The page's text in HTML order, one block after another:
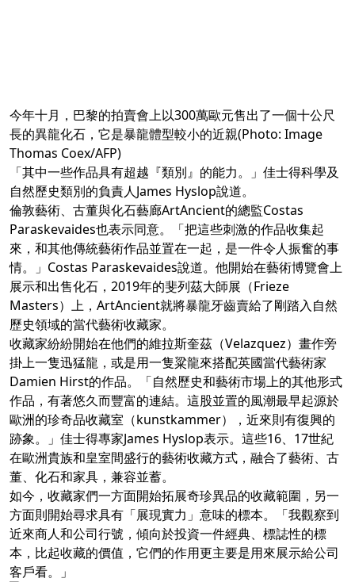
今年十月，巴黎的拍賣會上以300萬歐元售出了一個十公尺
長的異龍化石，它是暴龍體型較小的近親(Photo: Image
Thomas Coex/AFP)
「其中一些作品具有超越『類別』的能力。」佳士得科學及
自然歷史類別的負責人James Hyslop說道。
倫敦藝術、古董與化石藝廊ArtAncient的總監Costas
Paraskevaides也表示同意。「把這些刺激的作品收集起
來，和其他傳統藝術作品並置在一起，是一件令人振奮的事
情。」Costas Paraskevaides說道。他開始在藝術博覽會上
展示和出售化石，2019年的斐列茲大師展（Frieze
Masters）上，ArtAncient就將暴龍牙齒賣給了剛踏入自然
歷史領域的當代藝術收藏家。
收藏家紛紛開始在他們的維拉斯奎茲（Velazquez）畫作旁
掛上一隻迅猛龍，或是用一隻粱龍來搭配英國當代藝術家
Damien Hirst的作品。「自然歷史和藝術市場上的其他形式
作品，有著悠久而豐富的連結。這股並置的風潮最早起源於
歐洲的珍奇品收藏室（kunstkammer），近來則有復興的
跡象。」佳士得專家James Hyslop表示。這些16、17世紀
在歐洲貴族和皇室間盛行的藝術收藏方式，融合了藝術、古
董、化石和家具，兼容並蓄。
如今，收藏家們一方面開始拓展奇珍異品的收藏範圍，另一
方面則開始尋求具有「展現實力」意味的標本。「我觀察到
近來商人和公司行號，傾向於投資一件經典、標誌性的標
本，比起收藏的價值，它們的作用更主要是用來展示給公司
客戶看。」